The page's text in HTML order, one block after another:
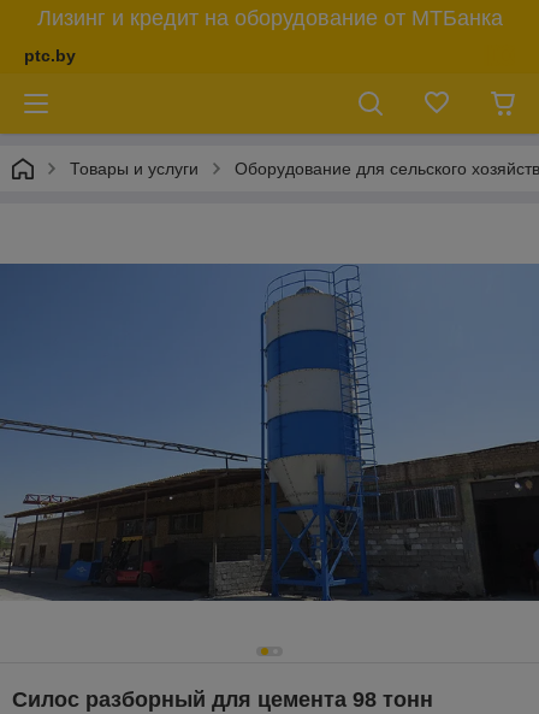
Лизинг и кредит на оборудование от МТБанка
ptc.by
Товары и услуги Оборудование для сельского
Силос разборный для цемента 98 тонн